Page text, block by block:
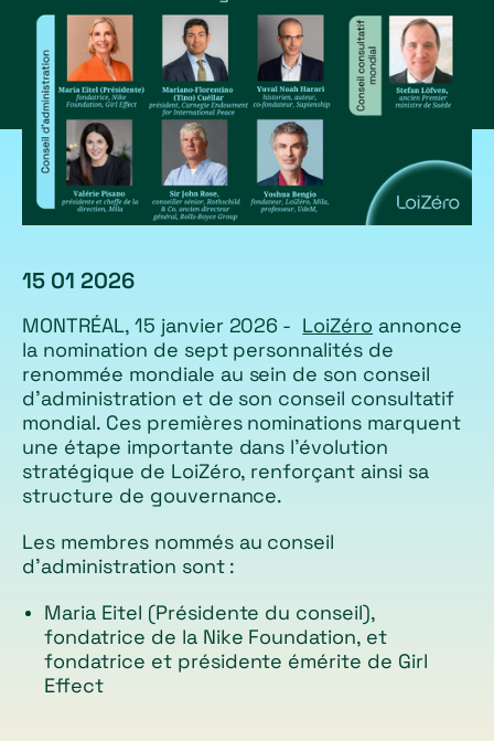
15 01 2026
MONTRÉAL, 15 janvier 2026 - LoiZéro annonce
la nomination de sept personnalités de
renommée mondiale au sein de son conseil
d'administration et de son conseil consultatif
mondial. Ces premières nominations marquent
une étape importante dans l'évolution
stratégique de LoiZéro, renforçant ainsi sa
structure de gouvernance.
Les membres nommés au conseil
d'administration sont :
Maria Eitel (Présidente du conseil),
fondatrice de la Nike Foundation, et
fondatrice et présidente émérite de Girl
Effect